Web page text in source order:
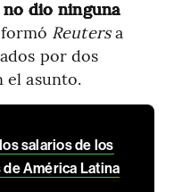
dio ninguna
Reutersa
por dos
el asunto.
salarios de los
América Latina